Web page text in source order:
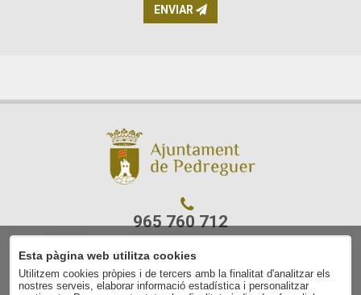
ENVIAR
965 760 712
C/ Ajuntament, 7
03750 Pedreguer
Esta pàgina web utilitza cookies
Utilitzem cookies pròpies i de tercers amb la finalitat d'analitzar els
nostres serveis, elaborar informació estadística i personalitzar